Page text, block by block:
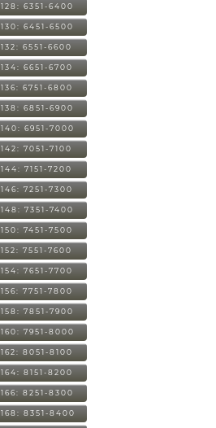
128: 6351-6400
130: 6451-6500
132: 6551-6600
134: 6651-6700
136: 6751-6800
138: 6851-6900
140: 6951-7000
142: 7051-7100
144: 7151-7200
146: 7251-7300
148: 7351-7400
150: 7451-7500
152: 7551-7600
154: 7651-7700
156: 7751-7800
158: 7851-7900
160: 7951-8000
162: 8051-8100
164: 8151-8200
166: 8251-8300
168: 8351-8400